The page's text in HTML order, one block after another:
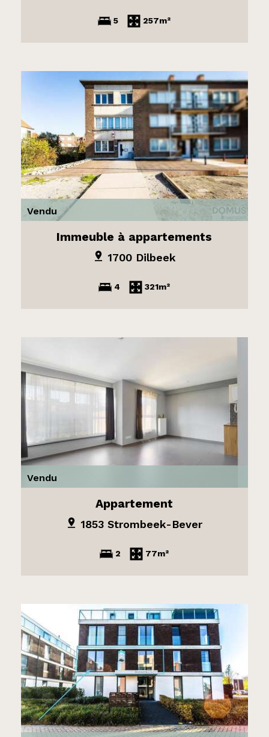
5 257m²
Vendu
Immeuble à appartements
1700 Dilbeek
4 321m²
Vendu
Appartement
1853 Strombeek-Bever
2 77m²